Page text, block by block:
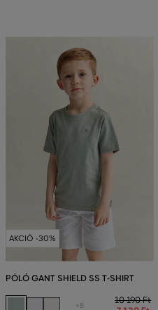
AKCIÓ -30%
PÓLÓ GANT SHIELD SS T-SHIRT
+8
10 190 Ft